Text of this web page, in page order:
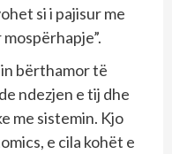
si i pajisur me
bërthamor të
ndezjen e tij dhe
me sistemin. Kjo
e cila kohët e